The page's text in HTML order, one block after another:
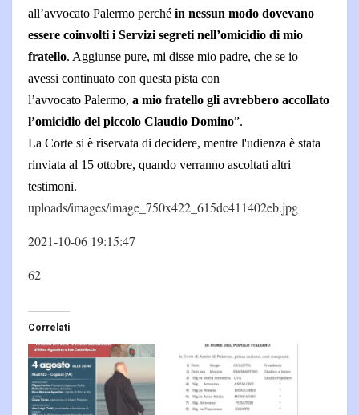
all’avvocato Palermo perché in nessun modo dovevano
essere coinvolti i Servizi segreti nell’omicidio di mio
fratello. Aggiunse pure, mi disse mio padre, che se io
avessi continuato con questa pista con
l’avvocato Palermo, a mio fratello gli avrebbero accollato
l’omicidio del piccolo Claudio Domino”.
La Corte si è riservata di decidere, mentre l'udienza è stata
rinviata al 15 ottobre, quando verranno ascoltati altri
testimoni.
uploads/images/image_750x422_615dc411402eb.jpg
2021-10-06 19:15:47
62
Correlati